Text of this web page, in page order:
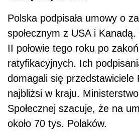
Polska podpisała umowy o
społecznym z USA i
II połowie tego roku po
ratyfikacyjnych. Ich
domagali się przedstawiciele
najbliżsi w kraju.
Społecznej szacuje, że na
około 70 tys. Polaków.